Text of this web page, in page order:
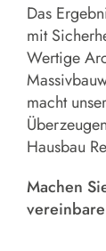
Das
mit
Wertige
macht
Hausbau
Machen